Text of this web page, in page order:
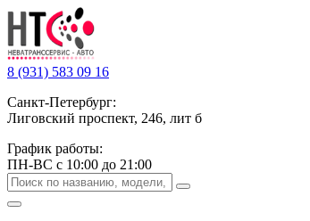
8 (931) 583 09 16
Санкт-Петербург:
Лиговский проспект, 246, лит б
График работы:
ПН-ВС с 10:00 до 21:00